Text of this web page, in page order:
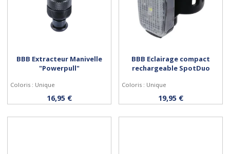
Acheter
BBB Extracteur Manivelle
"Powerpull"
Coloris : Unique
16,95 € Acheter
BBB Eclairage compact
rechargeable SpotDuo
Coloris : Unique
19,95 €